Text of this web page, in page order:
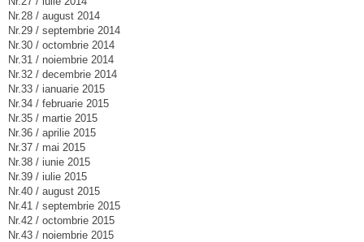
Nr.28 / august 2014
Nr.29 / septembrie 2014
Nr.30 / octombrie 2014
Nr.31 / noiembrie 2014
Nr.32 / decembrie 2014
Nr.33 / ianuarie 2015
Nr.34 / februarie 2015
Nr.35 / martie 2015
Nr.36 / aprilie 2015
Nr.37 / mai 2015
Nr.38 / iunie 2015
Nr.39 / iulie 2015
Nr.40 / august 2015
Nr.41 / septembrie 2015
Nr.42 / octombrie 2015
Nr.43 / noiembrie 2015